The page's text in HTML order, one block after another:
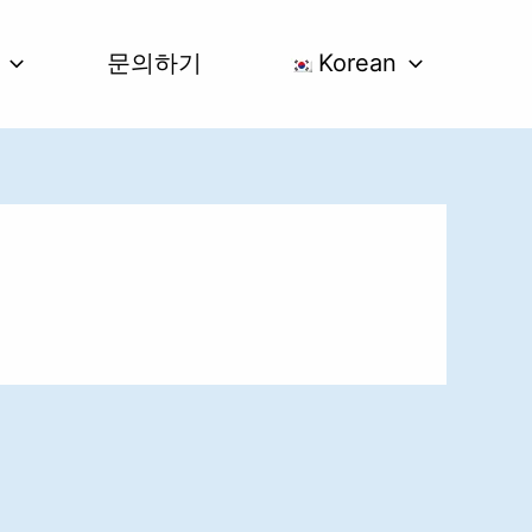
문의하기 Korean